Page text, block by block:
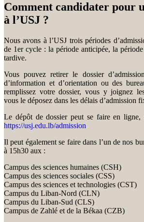
Comment candidater pour
à l’USJ ?
Nous avons à l’USJ trois périodes
de 1er cycle : la période anticipée, la
tardive.
Vous pouvez retirer le dossier
d’information et d’orientation ou des
remplissez votre dossier, vous y joignez
vous le déposez dans les délais d’admission
Le dépôt de dossier peut se faire en ligne,
https://usj.edu.lb/admission
Il peut également se faire dans l’un de nos
à 15h30 aux :
Campus des sciences humaines (CSH)
Campus des sciences sociales (CSS)
Campus des sciences et technologies (CST)
Campus du Liban-Nord (CLN)
Campus du Liban-Sud (CLS)
Campus de Zahlé et de la Békaa (CZB)